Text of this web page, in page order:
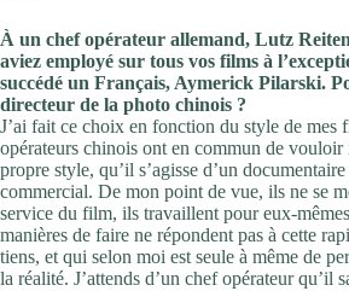
À un chef opérateur allemand, Lutz
aviez employé sur tous vos films à
succédé un Français, Aymerick Pilarski.
directeur de la photo chinois ?
J’ai fait ce choix en fonction du style de mes
opérateurs chinois ont en commun de vouloir
propre style, qu’il s’agisse d’un
commercial. De mon point de vue, ils ne se
service du film, ils travaillent pour eux-
manières de faire ne répondent pas à cette
tiens, et qui selon moi est seule à même de
la réalité. J’attends d’un chef opérateur qu’il